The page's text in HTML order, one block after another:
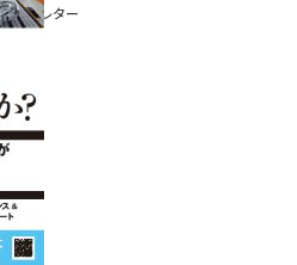
ーズレター